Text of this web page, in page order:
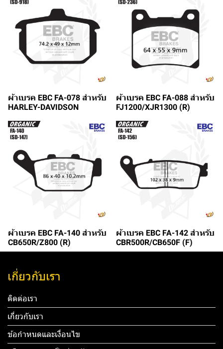
ผ้าเบรค EBC FA-078 สำหรับ
HARLEY-DAVIDSON
ผ้าเบรค EBC FA-088 สำหรับ
FJ1200/XJR1300 (R)
ผ้าเบรค EBC FA-140 สำหรับ
CB650R/Z800 (R)
ผ้าเบรค EBC FA-142 สำหรับ
CBR500R/CB650F (F)
เกี่ยวกับเรา
ติดต่อเรา
เกี่ยวกับเรา
ข้อกำหนดและเงื่อนไข